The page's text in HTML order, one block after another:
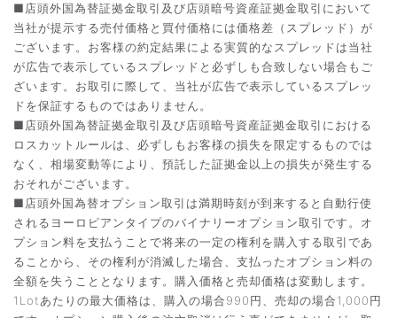
■店頭外国為替証拠金取引及び店頭暗号資産証拠金取引において
当社が提示する売付価格と買付価格には価格差（スプレッド）が
ございます。お客様の約定結果による実質的なスプレッドは当社
が広告で表示しているスプレッドと必ずしも合致しない場合もご
ざいます。お取引に際して、当社が広告で表示しているスプレッ
ドを保証するものではありません。
■店頭外国為替証拠金取引及び店頭暗号資産証拠金取引における
ロスカットルールは、必ずしもお客様の損失を限定するものでは
なく、相場変動等により、預託した証拠金以上の損失が発生する
おそれがございます。
■店頭外国為替オプション取引は満期時刻が到来すると自動行使
されるヨーロピアンタイプのバイナリーオプション取引です。オ
プション料を支払うことで将来の一定の権利を購入する取引であ
ることから、その権利が消滅した場合、支払ったオプション料の
全額を失うこととなります。購入価格と売却価格は変動します。
1Lotあたりの最大価格は、購入の場合990円、売却の場合1,000円